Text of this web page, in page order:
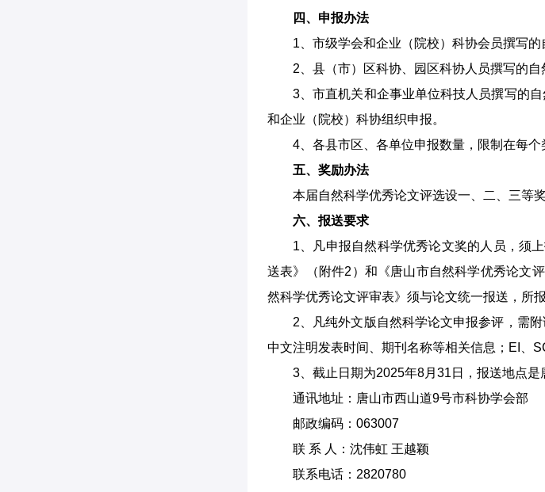
四、申报办法
1、市级学会和企业（院校）科协会员撰写
2、县（市）区科协、园区科协人员撰写的
3、市直机关和企事业单位科技人员撰写的
和企业（院校）科协组织申报。
4、各县市区、各单位申报数量，限制在每个
五、奖励办法
本届自然科学优秀论文评选设一、二、三等
六、报送要求
1、凡申报自然科学优秀论文奖的人员，须
送表》（附件2）和《唐山市自然科学优秀论文
然科学优秀论文评审表》须与论文统一报送，所
2、凡纯外文版自然科学论文申报参评，需
中文注明发表时间、期刊名称等相关信息；EI、
3、截止日期为2025年8月31日，报送地点是
通讯地址：唐山市西山道9号市科协学会部
邮政编码：063007
联 系 人：沈伟虹 王越颖
联系电话：2820780